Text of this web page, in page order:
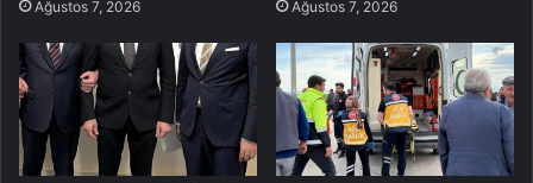
Ağustos 7, 2026 Ağustos 7, 2026